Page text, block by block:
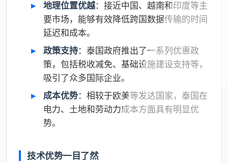
地理位置优越：接近中国、越南和印度等主
要市场，能够有效降低跨国数据传输的时间
延迟和成本。
政策支持：泰国政府推出了一系列优惠政
策，包括税收减免、基础设施建设支持等，
吸引了众多国际企业。
成本优势：相较于欧美等发达国家，泰国在
电力、土地和劳动力成本方面具有明显优
势。
技术优势一目了然